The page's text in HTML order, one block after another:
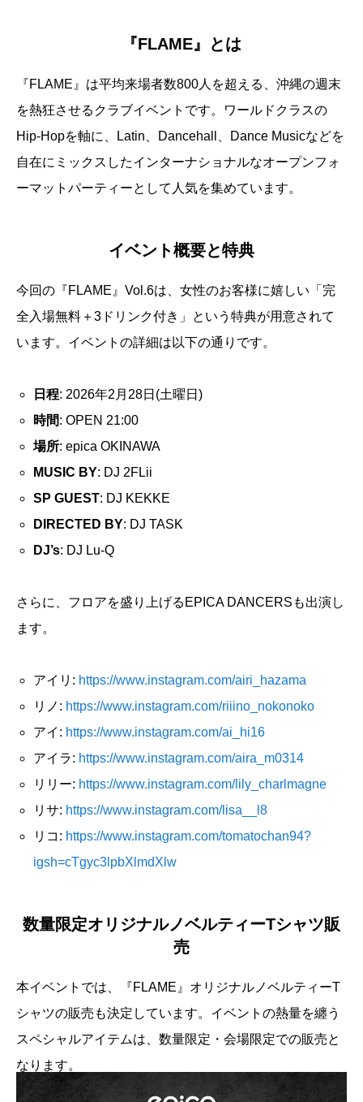
『FLAME』とは
『FLAME』は平均来場者数800人を超える、沖縄の週末
を熱狂させるクラブイベントです。ワールドクラスの
Hip-Hopを軸に、Latin、Dancehall、Dance Musicなどを
自在にミックスしたインターナショナルなオープンフォ
ーマットパーティーとして人気を集めています。
イベント概要と特典
今回の『FLAME』Vol.6は、女性のお客様に嬉しい「完
全入場無料＋3ドリンク付き」という特典が用意されて
います。イベントの詳細は以下の通りです。
日程: 2026年2月28日(土曜日)
時間: OPEN 21:00
場所: epica OKINAWA
MUSIC BY: DJ 2FLii
SP GUEST: DJ KEKKE
DIRECTED BY: DJ TASK
DJ’s: DJ Lu-Q
さらに、フロアを盛り上げるEPICA DANCERSも出演し
ます。
アイリ: https://www.instagram.com/airi_hazama
リノ: https://www.instagram.com/riiino_nokonoko
アイ: https://www.instagram.com/ai_hi16
アイラ: https://www.instagram.com/aira_m0314
リリー: https://www.instagram.com/lily_charlmagne
リサ: https://www.instagram.com/lisa__l8
リコ: https://www.instagram.com/tomatochan94?
igsh=cTgyc3lpbXlmdXlw
数量限定オリジナルノベルティーTシャツ販
売
本イベントでは、『FLAME』オリジナルノベルティーT
シャツの販売も決定しています。イベントの熱量を纏う
スペシャルアイテムは、数量限定・会場限定での販売と
なります。